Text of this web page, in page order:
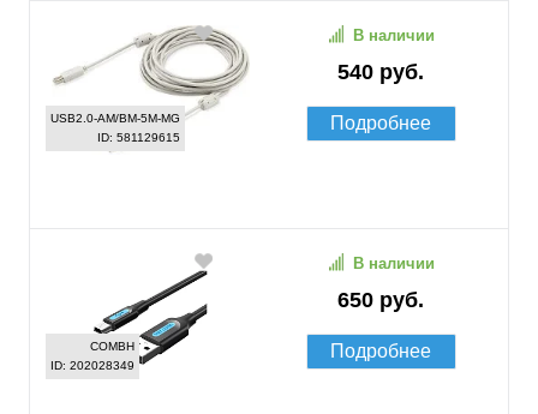
USB2.0-AM/BM-5M-MG
ID: 581129615
540 руб.
В наличии
Подробнее
COMBH
ID: 202028349
650 руб.
В наличии
Подробнее